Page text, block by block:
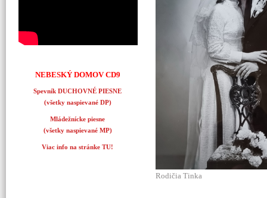
NEBESKÝ DOMOV CD9
Spevník DUCHOVNÉ PIESNE
(všetky naspievané DP)
Mládežnícke piesne
(všetky naspievané MP)
Viac info na stránke TU!
Rodičia Tinka